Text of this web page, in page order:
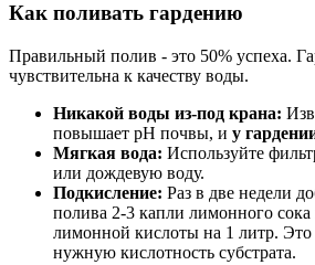
Как поливать гардению
Правильный полив - это 50% успеха.
чувствительна к качеству воды.
Никакой воды из-под крана:
повышает pH почвы, и у
Мягкая вода: Используйте
или дождевую воду.
Подкисление: Раз в две недели
полива 2-3 капли лимонного
лимонной кислоты на 1 литр. Это
нужную кислотность субстрата.